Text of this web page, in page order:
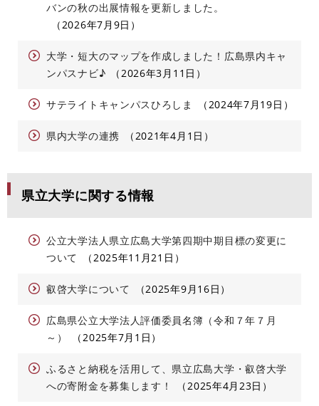
バンの秋の出展情報を更新しました。
2026年7月9日
大学・短大のマップを作成しました！広島県内キャ
ンパスナビ♪
2026年3月11日
サテライトキャンパスひろしま 2024年7月19日
県内大学の連携 2021年4月1日
県立大学に関する情報
公立大学法人県立広島大学第四期中期目標の変更に
ついて
2025年11月21日
叡啓大学について 2025年9月16日
広島県公立大学法人評価委員名簿（令和７年７月
～）
2025年7月1日
ふるさと納税を活用して、県立広島大学・叡啓大学
への寄附金を募集します！
2025年4月23日